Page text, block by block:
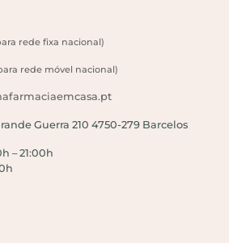
rede fixa nacional)
rede móvel nacional)
Guerra 210 4750-279 Barcelos
– 21:00h